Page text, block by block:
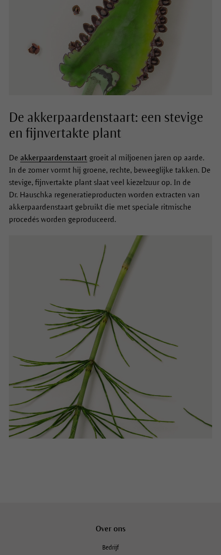
De akkerpaardenstaart: een stevige
en fijnvertakte plant
De akkerpaardenstaart groeit al miljoenen jaren op aarde.
In de zomer vormt hij groene, rechte, beweeglijke takken. De
stevige, fijnvertakte plant slaat veel kiezelzuur op. In de
Dr. Hauschka regeneratieproducten worden extracten van
akkerpaardenstaart gebruikt die met speciale ritmische
procedés worden geproduceerd.
Over ons
Bedrijf